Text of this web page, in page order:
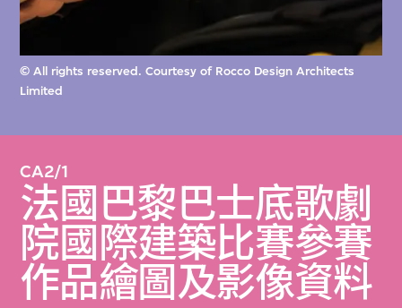
© All rights reserved. Courtesy of Rocco Design Architects
Limited
CA2/1
法國巴黎巴士底歌劇
院國際建築比賽參賽
作品繪圖及影像資料